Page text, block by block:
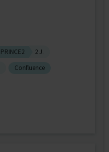
PRINCE2
2 J.
Confluence